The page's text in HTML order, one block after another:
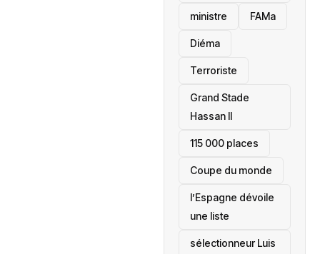
ministre FAMa
Diéma
Terroriste
Grand Stade
Hassan II
115 000 places
‎Coupe du monde
l’Espagne dévoile
une liste
sélectionneur Luis